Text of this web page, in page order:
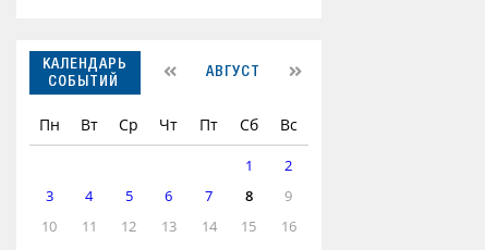
КАЛЕНДАРЬ
СОБЫТИЙ
АВГУСТ
Пн Вт Ср Чт Пт Сб Вс
1
2
3
4 5 6 7 8
9
10
11 12 13 14 15
16